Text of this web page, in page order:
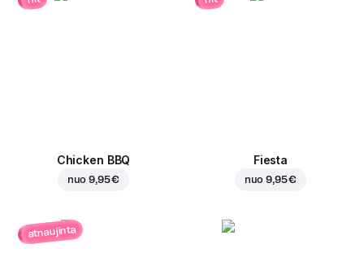
Chicken BBQ
nuo9,95 €
Fiesta
nuo9,95 €
atnaujinta